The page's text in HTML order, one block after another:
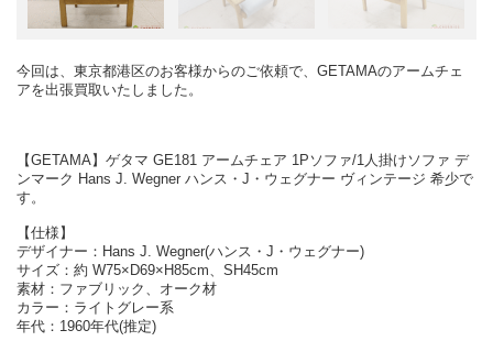
今回は、東京都港区のお客様からのご依頼で、GETAMAのアームチェ
アを出張買取いたしました。
【GETAMA】ゲタマ GE181 アームチェア 1Pソファ/1人掛けソファ デ
ンマーク Hans J. Wegner ハンス・J・ウェグナー ヴィンテージ 希少で
す。
【仕様】
デザイナー：Hans J. Wegner(ハンス・J・ウェグナー)
サイズ：約 W75×D69×H85cm、SH45cm
素材：ファブリック、オーク材
カラー：ライトグレー系
年代：1960年代(推定)